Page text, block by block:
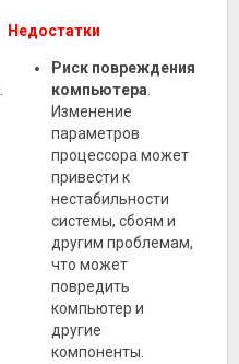
Недостатки
Риск повреждения
компьютера
Изменение
параметров
процессора может
привести к
нестабильности
системы, сбоям и
другим проблемам,
что может
повредить
компьютер и
другие
компоненты.